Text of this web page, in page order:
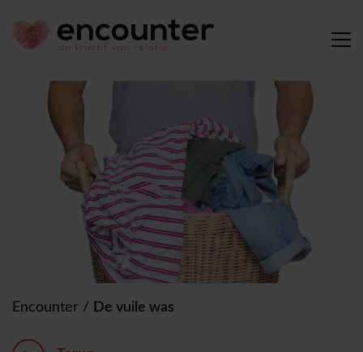
Encounter / De vuile was